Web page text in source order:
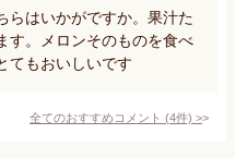
らはいかがですか。果汁た
す。メロンそのものを食べ
てもおいしいです
全てのおすすめコメント (4件) >